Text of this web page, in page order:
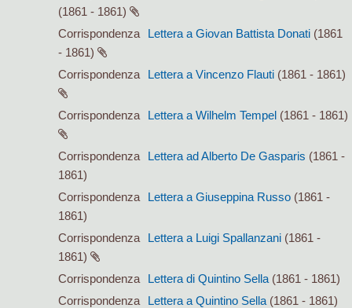
(1861 - 1861)
Corrispondenza
Lettera a Giovan Battista Donati (1861
- 1861)
Corrispondenza
Lettera a Vincenzo Flauti (1861 - 1861)
Corrispondenza Lettera a Wilhelm Tempel (1861 - 1861)
Corrispondenza Lettera ad Alberto De Gasparis (1861 -
1861)
Corrispondenza
Lettera a Giuseppina Russo (1861 -
1861)
Corrispondenza
Lettera a Luigi Spallanzani (1861 -
1861)
Corrispondenza
Lettera di Quintino Sella (1861 - 1861)
Corrispondenza
Lettera a Quintino Sella (1861 - 1861)